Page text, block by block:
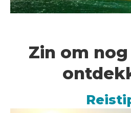
Zin om